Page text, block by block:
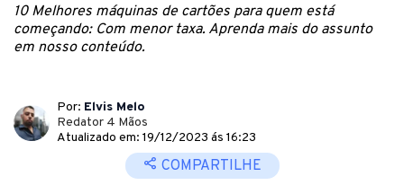
10 Melhores máquinas de cartões para quem está
começando: Com menor taxa. Aprenda mais do assunto
em nosso conteúdo.
Por: Elvis Melo
Redator 4 Mãos
Atualizado em: 19/12/2023 ás 16:23
COMPARTILHE